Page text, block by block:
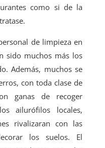
como si de la
de limpieza en
sido muchos más los
Además, muchos se
con toda clase de
ganas de recoger
ailurófilos locales,
rivalizaran con las
los suelos. El